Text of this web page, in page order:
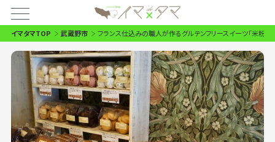
イマタマTOP 武蔵野市 フランス仕込みの職人が作るグルテンフリースイーツ「米粉の